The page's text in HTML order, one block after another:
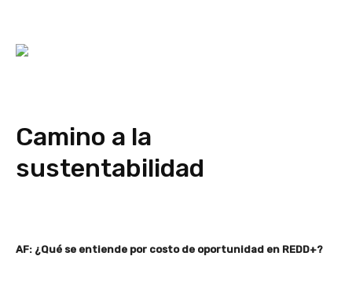
Camino a la
sustentabilidad
AF: ¿Qué se entiende por costo de oportunidad en REDD+?